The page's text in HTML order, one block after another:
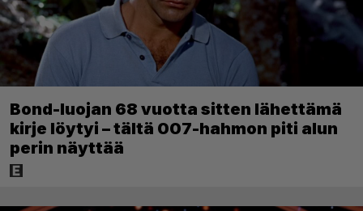
Bond-luojan 68 vuotta sitten lähettämä
kirje löytyi – tältä 007-hahmon piti alun
perin näyttää